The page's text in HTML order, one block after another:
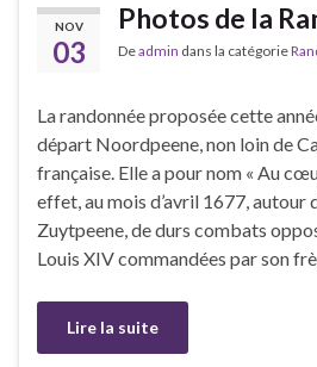
NOV
03
Photos de la
Deadmin dans la catégorie
La randonnée proposée cette
départ Noordpeene, non loin de
française. Elle a pour nom « Au
effet, au mois d’avril 1677, autour
Zuytpeene, de durs combats
Louis XIV commandées par son
Lire la suite